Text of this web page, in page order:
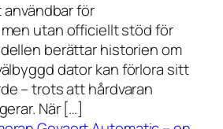
för
utan officiellt stöd för
berättar historien om
dator kan förlora sitt
– trots att hårdvaran
När […]